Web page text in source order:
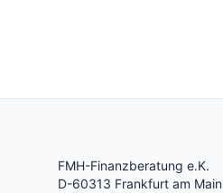
FMH-Finanzberatung e.K.
D-60313 Frankfurt am Main